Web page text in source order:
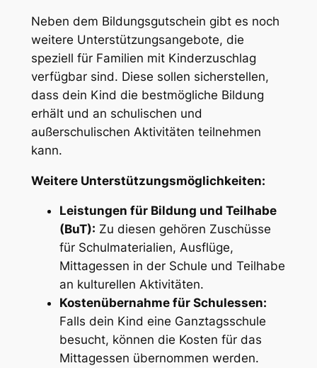
Neben dem Bildungsgutschein gibt es noch
weitere Unterstützungsangebote, die
speziell für Familien mit Kinderzuschlag
verfügbar sind. Diese sollen sicherstellen,
dass dein Kind die bestmögliche Bildung
erhält und an schulischen und
außerschulischen Aktivitäten teilnehmen
kann.
Weitere Unterstützungsmöglichkeiten:
Leistungen für Bildung und Teilhabe
(BuT): Zu diesen gehören Zuschüsse
für Schulmaterialien, Ausflüge,
Mittagessen in der Schule und Teilhabe
an kulturellen Aktivitäten.
Kostenübernahme für Schulessen:
Falls dein Kind eine Ganztagsschule
besucht, können die Kosten für das
Mittagessen übernommen werden.